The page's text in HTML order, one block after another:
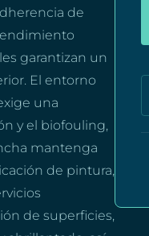
de
garantizan un
El entorno
una
y el biofouling,
mantenga
de pintura,
de superficies,